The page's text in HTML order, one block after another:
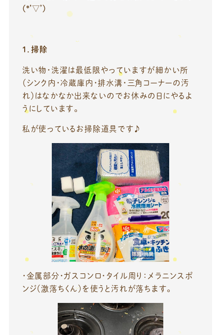
(*’▽’)
1．掃除
洗い物・洗濯は最低限やっていますが細かい所
（シンク内・冷蔵庫内・排水溝・三角コーナーの汚
れ）はなかなか出来ないのでお休みの日にやるよ
うにしています。
私が使っているお掃除道具です♪
・金属部分・ガスコンロ・タイル周り：メラニンスポ
ンジ（激落ちくん）を使うと汚れが落ちます。